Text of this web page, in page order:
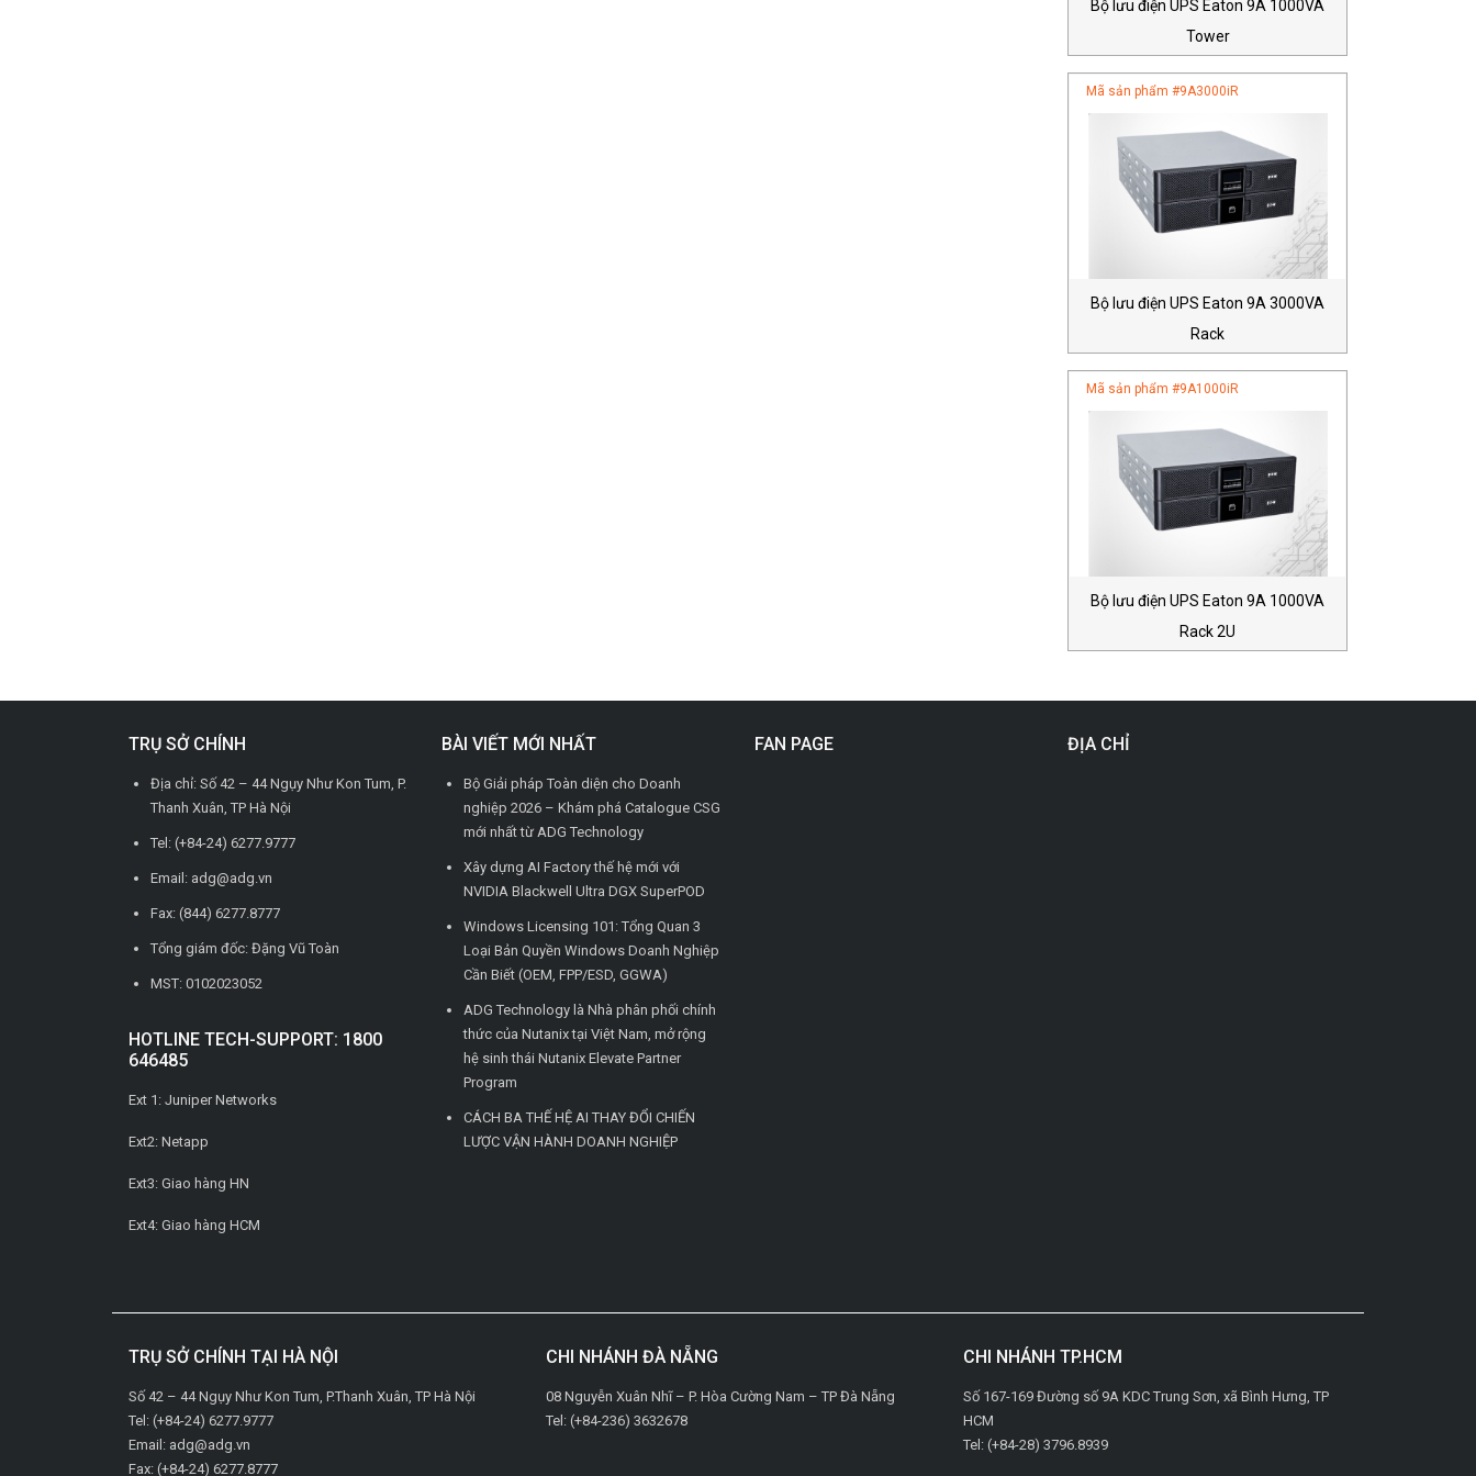
Bộ lưu điện UPS Eaton 9A 1000VA
Tower
Mã sản phẩm #9A3000iR
Bộ lưu điện UPS Eaton 9A 3000VA
Rack
Mã sản phẩm #9A1000iR
Bộ lưu điện UPS Eaton 9A 1000VA
Rack 2U
TRỤ SỞ CHÍNH
Địa chỉ: Số 42 – 44 Ngụy Như Kon Tum, P.
Thanh Xuân, TP Hà Nội
Tel: (+84-24) 6277.9777
Email: adg@adg.vn
Fax: (844) 6277.8777
Tổng giám đốc: Đặng Vũ Toàn
MST: 0102023052
HOTLINE TECH-SUPPORT: 1800
646485
Ext 1: Juniper Networks
Ext2: Netapp
Ext3: Giao hàng HN
Ext4: Giao hàng HCM
BÀI VIẾT MỚI NHẤT
Bộ Giải pháp Toàn diện cho Doanh
nghiệp 2026 – Khám phá Catalogue CSG
mới nhất từ ADG Technology
Xây dựng AI Factory thế hệ mới với
NVIDIA Blackwell Ultra DGX SuperPOD
Windows Licensing 101: Tổng Quan 3
Loại Bản Quyền Windows Doanh Nghiệp
Cần Biết (OEM, FPP/ESD, GGWA)
ADG Technology là Nhà phân phối chính
thức của Nutanix tại Việt Nam, mở rộng
hệ sinh thái Nutanix Elevate Partner
Program
CÁCH BA THẾ HỆ AI THAY ĐỔI CHIẾN
LƯỢC VẬN HÀNH DOANH NGHIỆP
FAN PAGE ĐỊA CHỈ
TRỤ SỞ CHÍNH TẠI HÀ NỘI
Số 42 – 44 Ngụy Như Kon Tum, P.Thanh Xuân, TP Hà Nội
Tel: (+84-24) 6277.9777
Email: adg@adg.vn
Fax: (+84-24) 6277.8777
CHI NHÁNH ĐÀ NẴNG
08 Nguyễn Xuân Nhĩ – P. Hòa Cường Nam – TP Đà Nẵng
Tel: (+84-236) 3632678
CHI NHÁNH TP.HCM
Số 167-169 Đường số 9A KDC Trung Sơn, xã Bình Hưng, TP
HCM
Tel: (+84-28) 3796.8939